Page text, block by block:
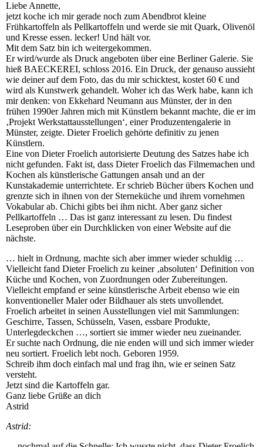
Liebe Annette,
jetzt koche ich mir gerade noch zum Abendbrot kleine
Frühkartoffeln als Pellkartoffeln und werde sie mit Quark, Olivenöl
und Kresse essen. lecker! Und hält vor.
Mit dem Satz bin ich weitergekommen.
Er wird/wurde als Druck angeboten über eine Berliner Galerie. Sie
hieß BAECKEREI, schloss 2016. Ein Druck, der genauso aussieht
wie deiner auf dem Foto, das du mir schicktest, kostet 60 € und
wird als Kunstwerk gehandelt. Woher ich das Werk habe, kann ich
mir denken: von Ekkehard Neumann aus Münster, der in den
frühen 1990er Jahren mich mit Künstlern bekannt machte, die er im
‚Projekt Werkstattausstellungen‘, einer Produzentengalerie in
Münster, zeigte. Dieter Froelich gehörte definitiv zu jenen
Künstlern.
Eine von Dieter Froelich autorisierte Deutung des Satzes habe ich
nicht gefunden. Fakt ist, dass Dieter Froelich das Filmemachen und
Kochen als künstlerische Gattungen ansah und an der
Kunstakademie unterrichtete. Er schrieb Bücher übers Kochen und
grenzte sich in ihnen von der Sterneküche und ihrem vornehmen
Vokabular ab. Chichi gibts bei ihm nicht. Aber ganz sicher
Pellkartoffeln … Das ist ganz interessant zu lesen. Du findest
Leseproben über ein Durchklicken von einer Website auf die
nächste.
… hielt in Ordnung, machte sich aber immer wieder schuldig …
Vielleicht fand Dieter Froelich zu keiner ‚absoluten‘ Definition von
Küche und Kochen, von Zuordnungen oder Zubereitungen.
Vielleicht empfand er seine künstlerische Arbeit ebenso wie ein
konventioneller Maler oder Bildhauer als stets unvollendet.
Froelich arbeitet in seinen Ausstellungen viel mit Sammlungen:
Geschirre, Tassen, Schüsseln, Vasen, essbare Produkte,
Unterlegdeckchen …, sortiert sie immer wieder neu zueinander.
Er suchte nach Ordnung, die nie enden will und sich immer wieder
neu sortiert. Froelich lebt noch. Geboren 1959.
Schreib ihm doch einfach mal und frag ihn, wie er seinen Satz
versteht.
Jetzt sind die Kartoffeln gar.
Ganz liebe Grüße an dich
Astrid
Astrid: